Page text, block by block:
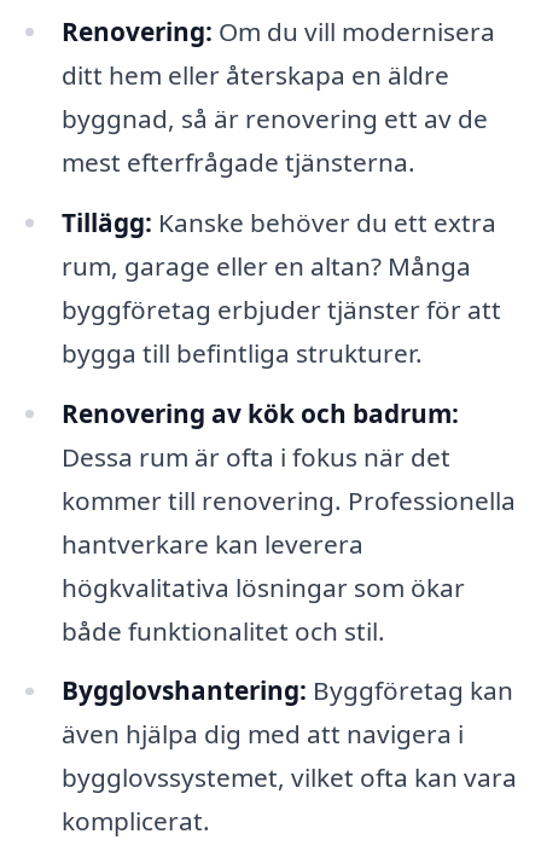
Renovering: Om du vill modernisera
ditt hem eller återskapa en äldre
byggnad, så är renovering ett av de
mest efterfrågade tjänsterna.
Tillägg: Kanske behöver du ett extra
rum, garage eller en altan? Många
byggföretag erbjuder tjänster för att
bygga till befintliga strukturer.
Renovering av kök och badrum:
Dessa rum är ofta i fokus när det
kommer till renovering. Professionella
hantverkare kan leverera
högkvalitativa lösningar som ökar
både funktionalitet och stil.
Bygglovshantering: Byggföretag kan
även hjälpa dig med att navigera i
bygglovssystemet, vilket ofta kan vara
komplicerat.